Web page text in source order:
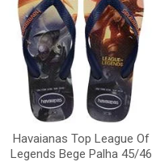
Havaianas Top League Of
Legends Bege Palha 45/46